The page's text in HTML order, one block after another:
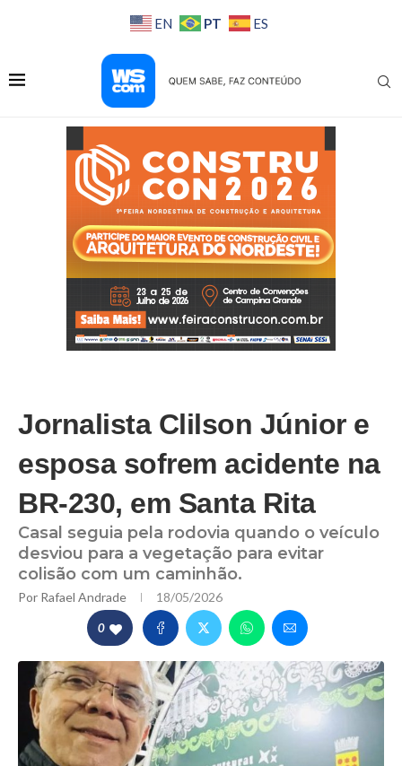
EN PT ES
Jornalista Clilson Júnior e
esposa sofrem acidente na
BR-230, em Santa Rita
Casal seguia pela rodovia quando o veículo
desviou para a vegetação para evitar
colisão com um caminhão.
Por Rafael Andrade 18/05/2026
0